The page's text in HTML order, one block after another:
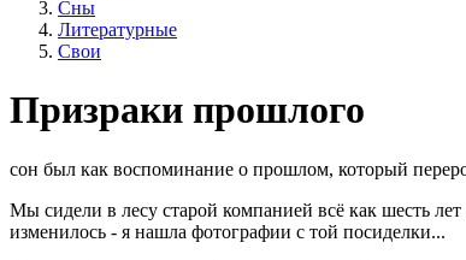
Сны
Литературные
Свои
Призраки прошлого
сон был как воспоминание о прошлом, который
Мы сидели в лесу старой компанией всё как шесть
изменилось - я нашла фотографии с той посиделки...